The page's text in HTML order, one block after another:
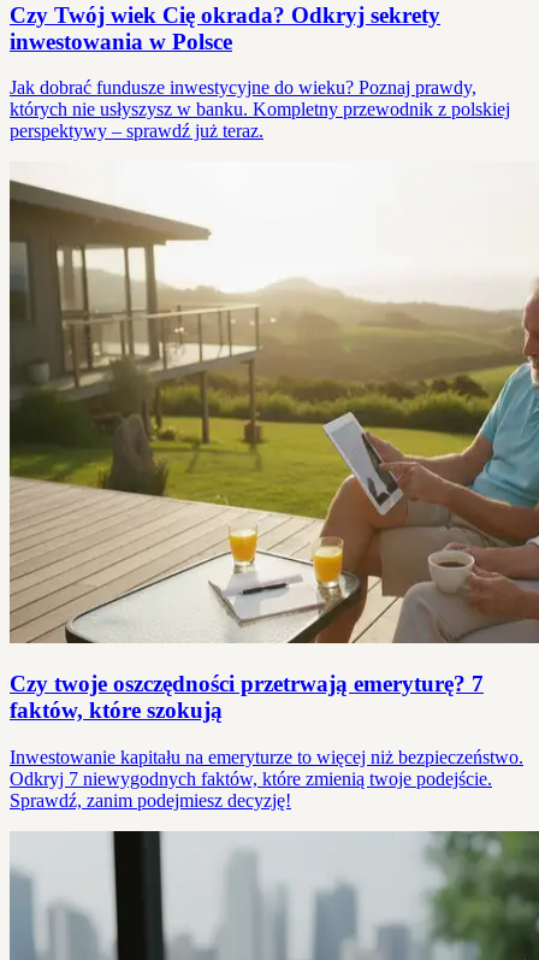
Czy Twój wiek Cię okrada? Odkryj sekrety
inwestowania w Polsce
Jak dobrać fundusze inwestycyjne do wieku? Poznaj prawdy,
których nie usłyszysz w banku. Kompletny przewodnik z polskiej
perspektywy – sprawdź już teraz.
Czy twoje oszczędności przetrwają emeryturę? 7
faktów, które szokują
Inwestowanie kapitału na emeryturze to więcej niż bezpieczeństwo.
Odkryj 7 niewygodnych faktów, które zmienią twoje podejście.
Sprawdź, zanim podejmiesz decyzję!